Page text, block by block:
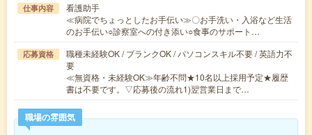
仕事内容
看護助手
≪病院でちょっとしたお手伝い≫〇お手洗い・入浴など生活
のお手伝い○診察室への付き添い○食事のサポート…
応募資格
職種未経験OK / ブランクOK / パソコンスキル不要 / 英語力不
要
≪無資格・未経験OK≫年齢不問★10名以上採用予定★履歴
書は不要です。▽応募後の流れ1)翌営業日まで…
職場の雰囲気